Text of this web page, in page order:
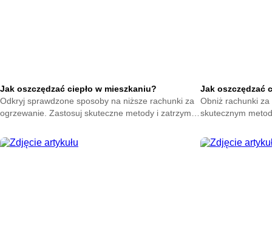
Jak oszczędzać ciepło w mieszkaniu?
Odkryj sprawdzone sposoby na niższe rachunki za
ogrzewanie. Zastosuj skuteczne metody i zatrzymaj
Jak oszczędzać
Obniż rachunki
skutecznym
oszczędzać już